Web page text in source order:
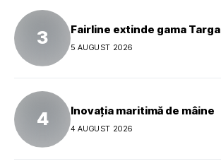
Fairline extinde gama Targa
5 AUGUST 2026
Inovația maritimă de mâine
4 AUGUST 2026